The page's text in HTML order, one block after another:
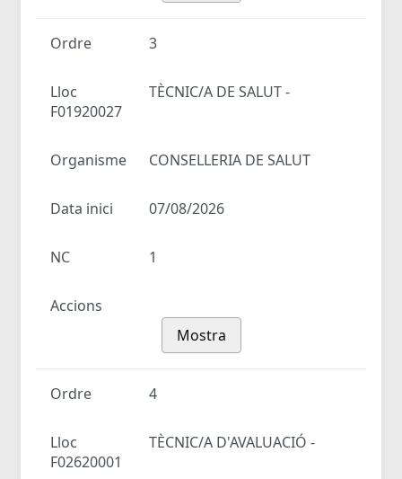
Ordre 3
Lloc
TÈCNIC/A DE SALUT -
F01920027
Organisme CONSELLERIA DE SALUT
Data inici 07/08/2026
NC 1
Accions
Mostra
Ordre 4
Lloc
TÈCNIC/A D'AVALUACIÓ -
F02620001